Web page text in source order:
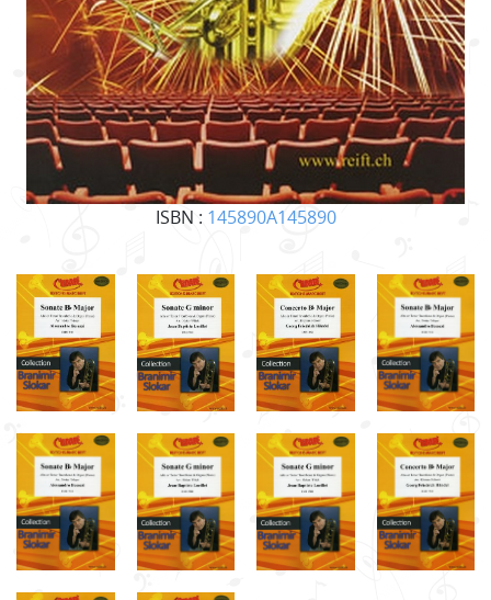
ISBN : 145890A145890